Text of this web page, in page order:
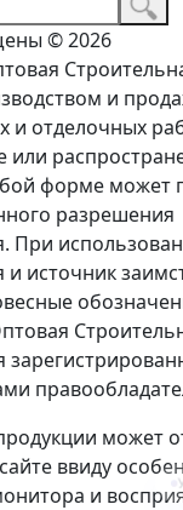
© 2026
и
и отделочных
или
форме может
разрешения
При
и источник
может
ввиду
и